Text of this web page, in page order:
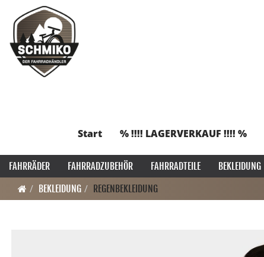
Start % !!!! LAGERVERKAUF !!!! %
FAHRRÄDER FAHRRADZUBEHÖR FAHRRADTEILE BEKLEIDUNG
BEKLEIDUNG
REGENBEKLEIDUNG